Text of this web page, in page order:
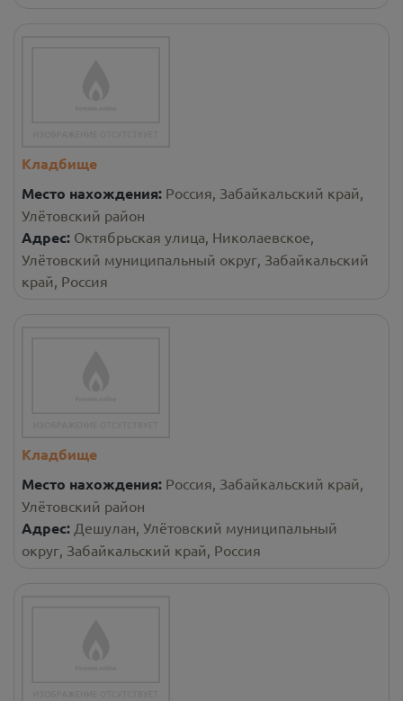
Кладбище
Место нахождения: Россия, Забайкальский край,
Улётовский район
Адрес: Октябрьская улица, Николаевское,
Улётовский муниципальный округ, Забайкальский
край, Россия
Кладбище
Место нахождения: Россия, Забайкальский край,
Улётовский район
Адрес: Дешулан, Улётовский муниципальный
округ, Забайкальский край, Россия